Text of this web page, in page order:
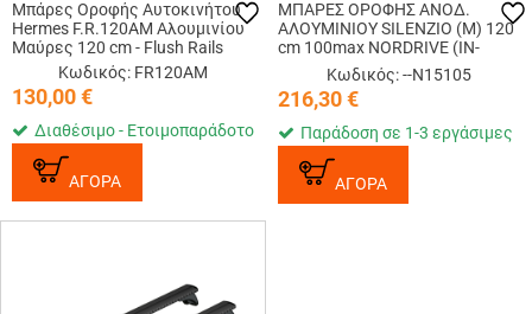
Μπάρες Οροφής Αυτοκινήτου
Hermes F.R.120AM Αλουμινίου
Μαύρες 120 cm - Flush Rails
Κωδικός: FR120AM
130,00€
Διαθέσιμο - Ετοιμοπαράδοτο
ΑΓΟΡΑ
ΜΠΑΡΕΣ ΟΡΟΦΗΣ ΑΝΟΔ.
ΑΛΟΥΜΙΝΙΟΥ SILENZIO (M) 120
cm 100max NORDRIVE (IN-
RAIL/FLUSH RAILING) - 2 ΤΕΜ.
Κωδικός: --N15105
216,30€
Παράδοση σε 1-3 εργάσιμες
ΑΓΟΡΑ